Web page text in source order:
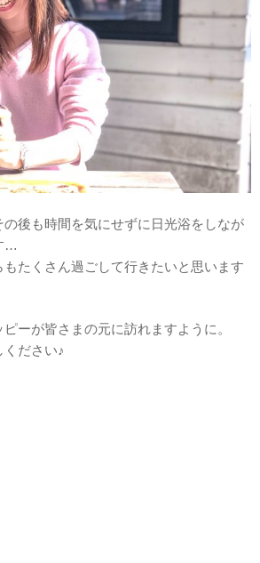
後も時間を気にせずに日光浴をしなが
…
たくさん過ごして行きたいと思います
ーが皆さまの元に訪れますように。
ださい♪